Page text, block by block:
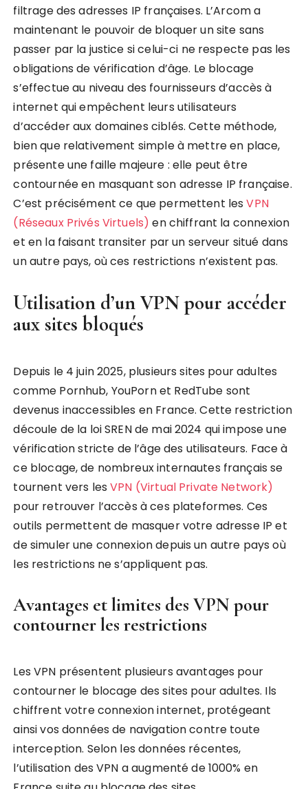
filtrage des adresses IP françaises. L’Arcom a
maintenant le pouvoir de bloquer un site sans
passer par la justice si celui-ci ne respecte pas les
obligations de vérification d’âge. Le blocage
s’effectue au niveau des fournisseurs d’accès à
internet qui empêchent leurs utilisateurs
d’accéder aux domaines ciblés. Cette méthode,
bien que relativement simple à mettre en place,
présente une faille majeure : elle peut être
contournée en masquant son adresse IP française.
C’est précisément ce que permettent lesVPN
(Réseaux Privés Virtuels) en chiffrant la connexion
et en la faisant transiter par un serveur situé dans
un autre pays, où ces restrictions n’existent pas.
Utilisation d’un VPN pour accéder
aux sites bloqués
Depuis le 4 juin 2025, plusieurs sites pour adultes
comme Pornhub, YouPorn et RedTube sont
devenus inaccessibles en France. Cette restriction
découle de la loi SREN de mai 2024 qui impose une
vérification stricte de l’âge des utilisateurs. Face à
ce blocage, de nombreux internautes français se
tournent vers lesVPN (Virtual Private Network)
pour retrouver l’accès à ces plateformes. Ces
outils permettent de masquer votre adresse IP et
de simuler une connexion depuis un autre pays où
les restrictions ne s’appliquent pas.
Avantages et limites des VPN pour
contourner les restrictions
Les VPN présentent plusieurs avantages pour
contourner le blocage des sites pour adultes. Ils
chiffrent votre connexion internet, protégeant
ainsi vos données de navigation contre toute
interception. Selon les données récentes,
l’utilisation des VPN a augmenté de 1000% en